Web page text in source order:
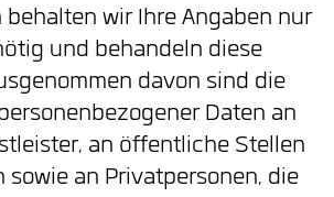
wir Ihre Angaben nur
und behandeln diese
davon sind die
Daten an
an öffentliche Stellen
sowie an Privatpersonen, die